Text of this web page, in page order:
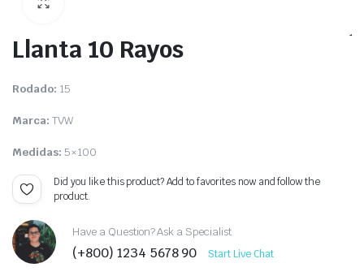
Llanta 10 Rayos
Rodado: 15
Marca: TVW
Medidas: 5×100
Did you like this product? Add to favorites now and follow the
product.
Have a Question? Ask a Specialist
(+800) 1234 5678 90 Start Live Chat